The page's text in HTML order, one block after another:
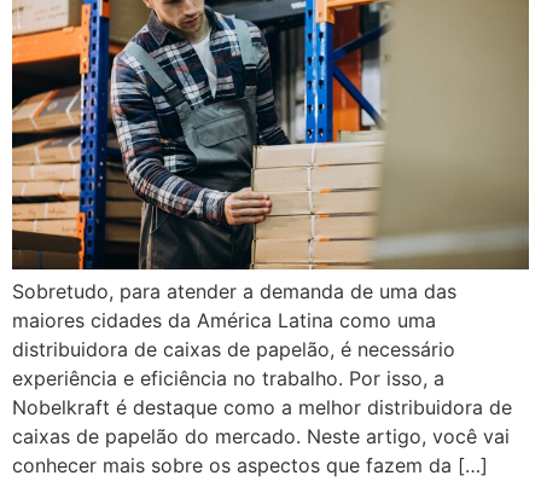
Sobretudo, para atender a demanda de uma das
maiores cidades da América Latina como uma
distribuidora de caixas de papelão, é necessário
experiência e eficiência no trabalho. Por isso, a
Nobelkraft é destaque como a melhor distribuidora de
caixas de papelão do mercado. Neste artigo, você vai
conhecer mais sobre os aspectos que fazem da […]